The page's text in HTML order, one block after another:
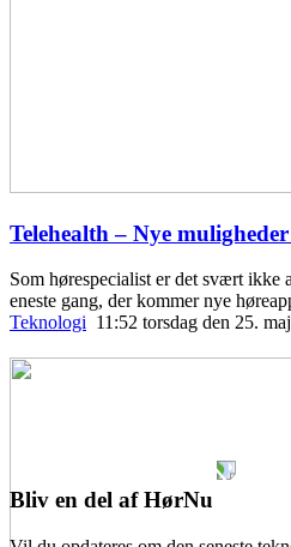
Telehealth – Nye
Som hørespecialist er det svært ikke
eneste gang, der kommer nye
Teknologi 11:52 torsdag den 25.
Bliv en del af HørNu